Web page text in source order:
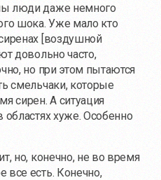
люди даже немного
шока. Уже мало кто
[воздушной
довольно часто,
но при этом пытаются
смельчаки, которые
сирен. А ситуация
хуже. Особенно
но, конечно, не во время
все есть. Конечно,